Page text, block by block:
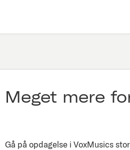
Meget mere
Gå på opdagelse i VoxMusics